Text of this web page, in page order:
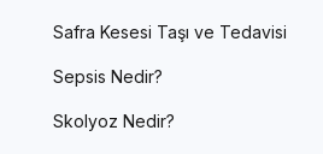
Safra Kesesi Taşı ve Tedavisi
Sepsis Nedir?
Skolyoz Nedir?